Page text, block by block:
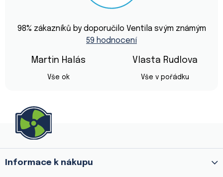
hodnocení
obchodu
je
hvězdiček.
98% zákazníků by doporučilo Ventila svým známým
59 hodnocení
Martin Halás
Vše ok
Vlasta Rudlova
Vše v pořádku
p
a Informace k nákupu